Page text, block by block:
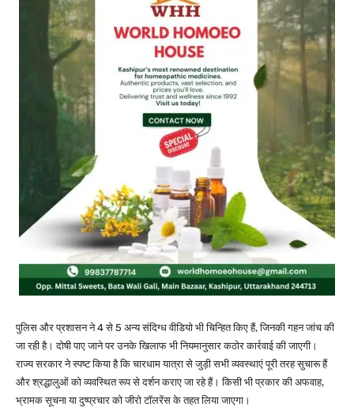
पुलिस और प्रशासन ने 4 से 5 अन्य संदिग्ध वीडियो भी चिन्हित किए हैं, जिनकी गहन जांच की
जा रही है। दोषी पाए जाने पर उनके खिलाफ भी नियमानुसार कठोर कार्रवाई की जाएगी।
राज्य सरकार ने स्पष्ट किया है कि चारधाम यात्रा से जुड़ी सभी व्यवस्थाएं पूरी तरह सुचारू हैं
और श्रद्धालुओं को व्यवस्थित रूप से दर्शन कराए जा रहे हैं। किसी भी प्रकार की अफवाह,
भ्रामक सूचना या दुष्प्रचार को जीरो टॉलरेंस के तहत लिया जाएगा।